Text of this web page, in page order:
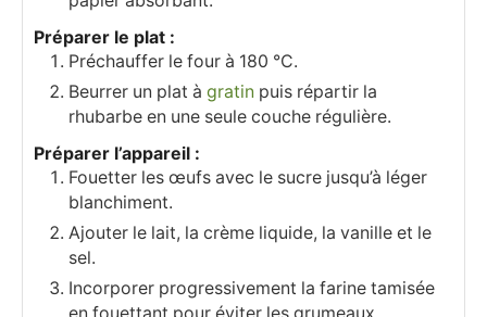
Préparer le plat :
Préchauffer le four à 180 °C.
Beurrer un plat à gratin puis répartir la
rhubarbe en une seule couche régulière.
Préparer l’appareil :
Fouetter les œufs avec le sucre jusqu’à léger
blanchiment.
Ajouter le lait, la crème liquide, la vanille et le
sel.
Incorporer progressivement la farine tamisée
en fouettant pour éviter les grumeaux.